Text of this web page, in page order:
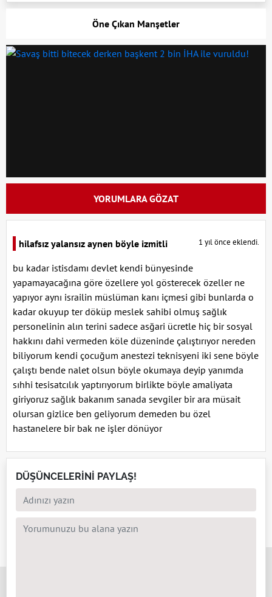
Öne Çıkan Manşetler
YORUMLARA GÖZAT
hilafsız yalansız aynen böyle izmitli 1 yıl önce eklendi.
bu kadar istisdamı devlet kendi bünyesinde
yapamayacağına göre özellere yol gösterecek özeller ne
yapıyor aynı israilin müslüman kanı içmesi gibi bunlarda o
kadar okuyup ter döküp meslek sahibi olmuş sağlık
personelinin alın terini sadece asğari ücretle hiç bir sosyal
hakkını dahi vermeden köle düzeninde çalıştırıyor nereden
biliyorum kendi çocuğum anestezi teknisyeni iki sene böyle
çalıştı bende nalet olsun böyle okumaya deyip yanımda
sıhhi tesisatcılık yaptırıyorum birlikte böyle amaliyata
giriyoruz sağlık bakanım sanada sevgiler bir ara müsait
olursan gizlice ben geliyorum demeden bu özel
hastanelere bir bak ne işler dönüyor
DÜŞÜNCELERİNİ PAYLAŞ!